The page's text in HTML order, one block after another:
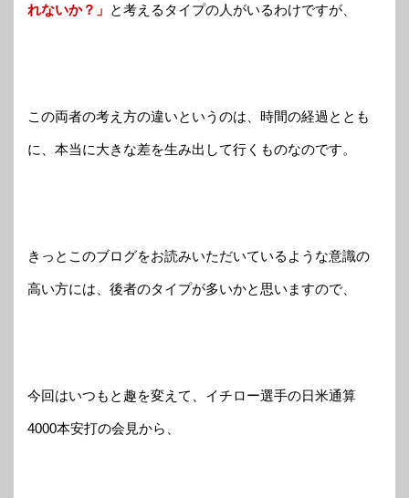
れないか？」 と考えるタイプの人がいるわけですが、
この両者の考え方の違いというのは、時間の経過ととも
に、本当に大きな差を生み出して行くものなのです。
きっとこのブログをお読みいただいているような意識の
高い方には、後者のタイプが多いかと思いますので、
今回はいつもと趣を変えて、イチロー選手の日米通算
4000本安打の会見から、